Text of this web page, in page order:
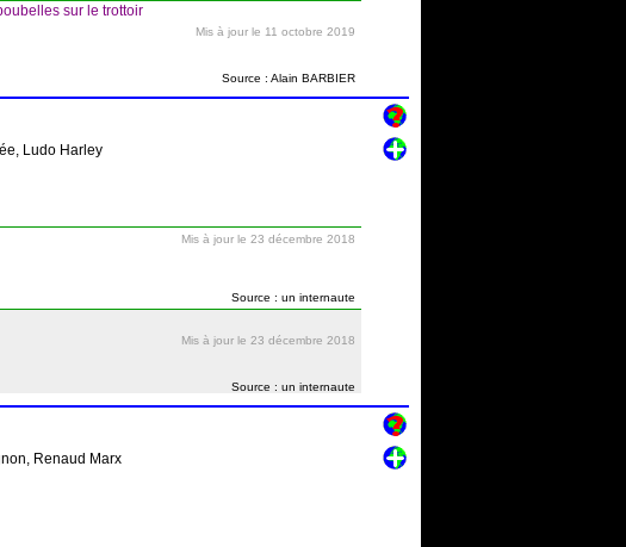
sur le trottoir
Mis à jour le 11 octobre 2019
Source : Alain BARBIER
Ludo Harley
Mis à jour le 23 décembre 2018
Source : un internaute
Mis à jour le 23 décembre 2018
Source : un internaute
Renaud Marx